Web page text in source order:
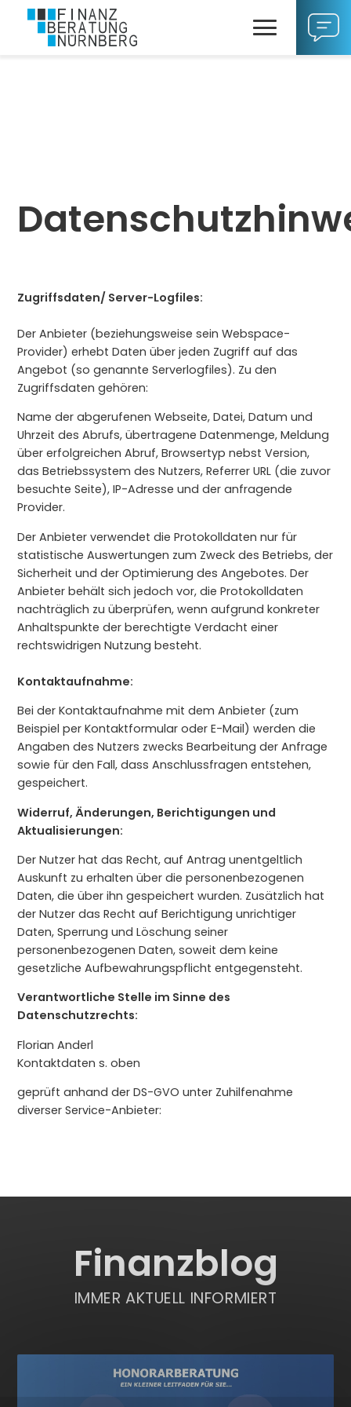
Zugriffsdaten/ Server-Logfiles:
Der Anbieter (beziehungsweise sein Webspace-
Provider) erhebt Daten über jeden Zugriff auf das
Angebot (so genannte Serverlogfiles). Zu den
Zugriffsdaten gehören:
Name der abgerufenen Webseite, Datei, Datum und
Uhrzeit des Abrufs, übertragene Datenmenge, Meldung
über erfolgreichen Abruf, Browsertyp nebst Version,
das Betriebssystem des Nutzers, Referrer URL (die zuvor
besuchte Seite), IP-Adresse und der anfragende
Provider.
Der Anbieter verwendet die Protokolldaten nur für
statistische Auswertungen zum Zweck des Betriebs, der
Sicherheit und der Optimierung des Angebotes. Der
Anbieter behält sich jedoch vor, die Protokolldaten
nachträglich zu überprüfen, wenn aufgrund konkreter
Anhaltspunkte der berechtigte Verdacht einer
rechtswidrigen Nutzung besteht.
Kontaktaufnahme:
Bei der Kontaktaufnahme mit dem Anbieter (zum
Beispiel per Kontaktformular oder E-Mail) werden die
Angaben des Nutzers zwecks Bearbeitung der Anfrage
sowie für den Fall, dass Anschlussfragen entstehen,
gespeichert.
Widerruf, Änderungen, Berichtigungen und
Aktualisierungen:
Der Nutzer hat das Recht, auf Antrag unentgeltlich
Auskunft zu erhalten über die personenbezogenen
Daten, die über ihn gespeichert wurden. Zusätzlich hat
der Nutzer das Recht auf Berichtigung unrichtiger
Daten, Sperrung und Löschung seiner
personenbezogenen Daten, soweit dem keine
gesetzliche Aufbewahrungspflicht entgegensteht.
Verantwortliche Stelle im Sinne des
Datenschutzrechts:
Florian Anderl
Kontaktdaten s. oben
geprüft anhand der DS-GVO unter Zuhilfenahme
diverser Service-Anbieter:
Finanzblog
IMMER AKTUELL INFORMIERT